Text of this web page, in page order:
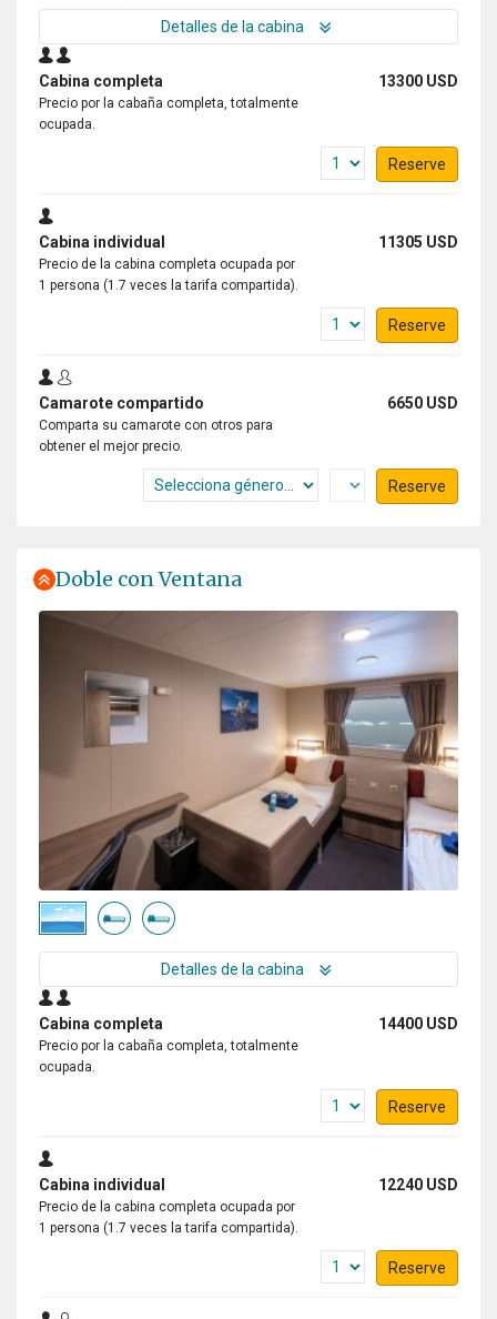
Detalles de la cabina
Cabina completa 13300 USD
Precio por la cabaña completa, totalmente
ocupada.
Reserve
Cabina individual 11305 USD
Precio de la cabina completa ocupada por
1 persona (1.7 veces la tarifa compartida).
Reserve
Camarote compartido 6650 USD
Comparta su camarote con otros para
obtener el mejor precio.
Reserve
Doble con Ventana
Detalles de la cabina
Cabina completa 14400 USD
Precio por la cabaña completa, totalmente
ocupada.
Reserve
Cabina individual 12240 USD
Precio de la cabina completa ocupada por
1 persona (1.7 veces la tarifa compartida).
Reserve